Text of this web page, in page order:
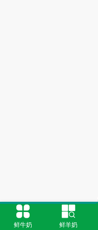
鲜牛奶 鲜羊奶